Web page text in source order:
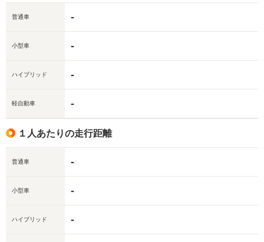
普通車 -
小型車 -
ハイブリッド -
軽自動車 -
１人あたりの走行距離
普通車 -
小型車 -
ハイブリッド -